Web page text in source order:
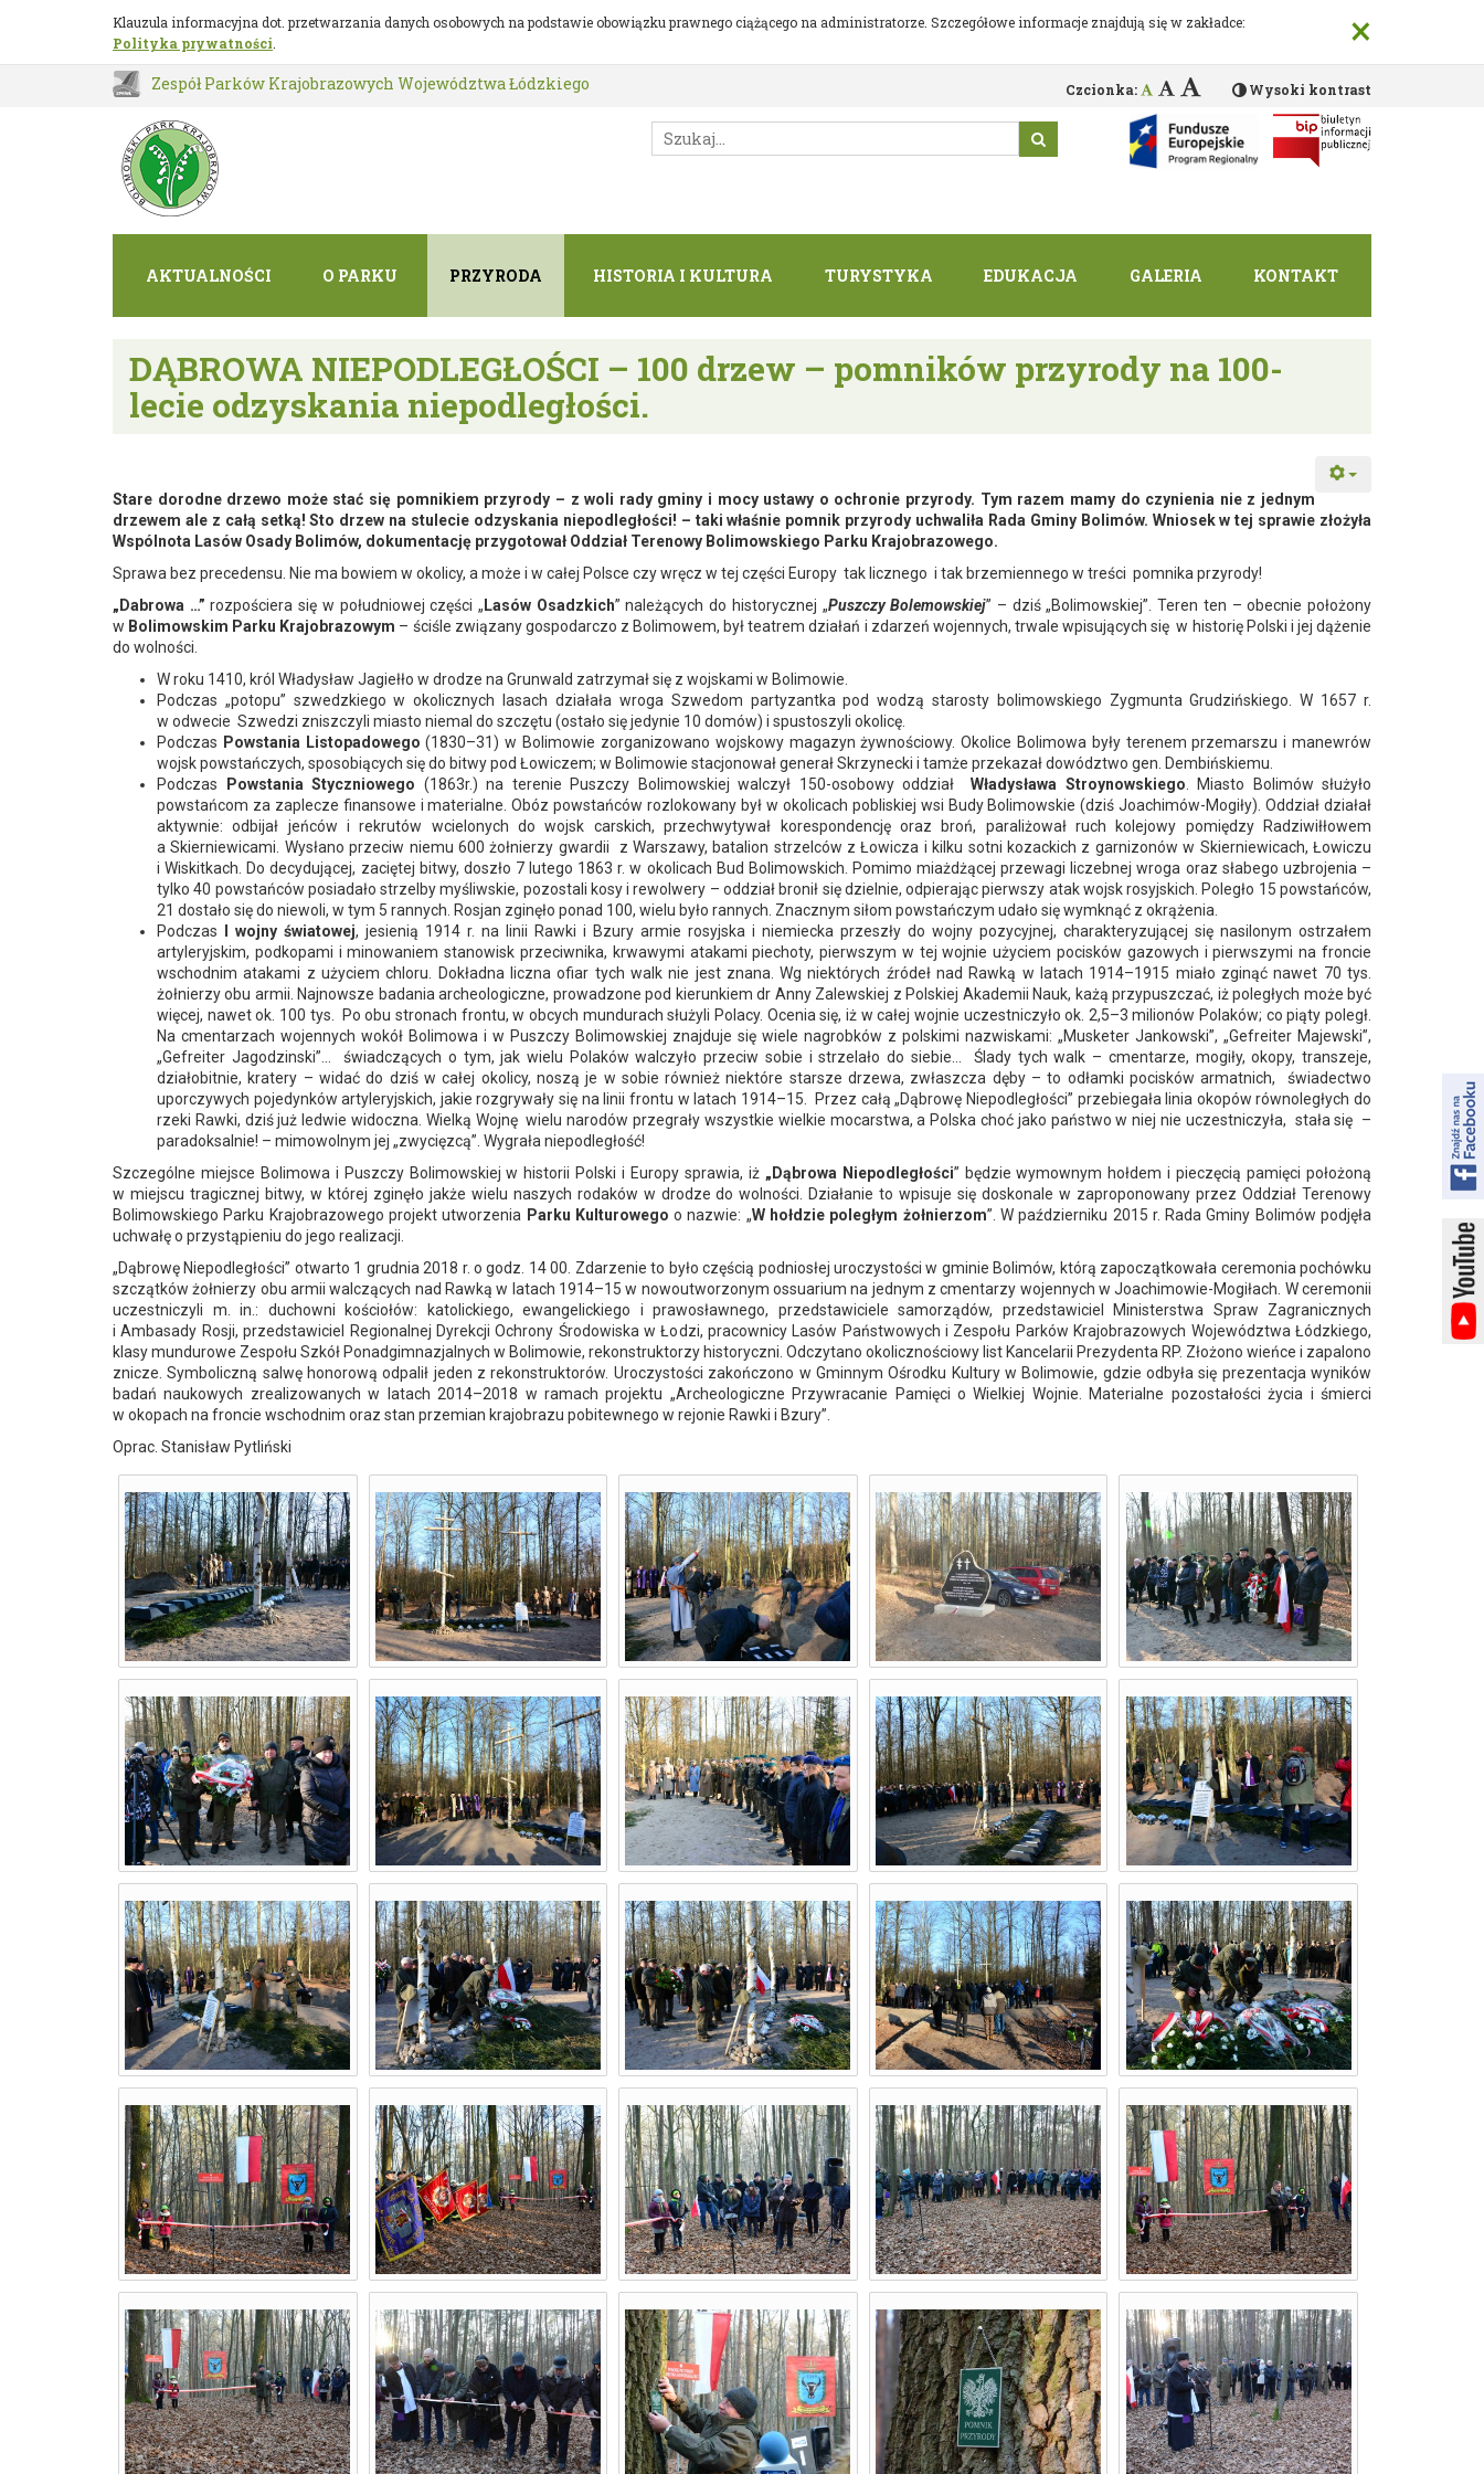
Dąbrowa
Niepodległości
Klauzula informacyjna dot. przetwarzania danych osobowych na podstawie obowiązku prawnego ciążącego na administratorze. Szczegółowe informacje znajdują się w zakładce:
Polityka prywatności
×
Zespół Parków Krajobrazowych Województwa Łódzkiego Czcionka: Wysoki kontrast
AKTUALNOŚCI O PARKU PRZYRODA HISTORIA I KULTURA TURYSTYKA EDUKACJA GALERIA KONTAKT
DĄBROWA NIEPODLEGŁOŚCI – 100 drzew – pomników przyrody na 100-
lecie odzyskania niepodległości.
Stare dorodne drzewo może stać się pomnikiem przyrody – z woli rady gminy i mocy ustawy o ochronie przyrody. Tym razem mamy do czynienia nie z jednym
drzewem ale z całą setką! Sto drzew na stulecie odzyskania niepodległości! – taki właśnie pomnik przyrody uchwaliła Rada Gminy Bolimów. Wniosek w tej sprawie złożyła
Wspólnota Lasów Osady Bolimów, dokumentację przygotował Oddział Terenowy Bolimowskiego Parku Krajobrazowego.
Sprawa bez precedensu. Nie ma bowiem w okolicy, a może i w całej Polsce czy wręcz w tej części Europy tak licznego i tak brzemiennego w treści pomnika przyrody!
„Dabrowa …” rozpościera się w południowej części „ Lasów Osadzkich” należących do historycznej „Puszczy Bolemowskiej” – dziś „Bolimowskiej”. Teren ten – obecnie położony
w Bolimowskim Parku Krajobrazowym – ściśle związany gospodarczo z Bolimowem, był teatrem działań i zdarzeń wojennych, trwale wpisujących się w historię Polski i jej dążenie
do wolności.
W roku 1410, król Władysław Jagiełło w drodze na Grunwald zatrzymał się z wojskami w Bolimowie.
Podczas „potopu” szwedzkiego w okolicznych lasach działała wroga Szwedom partyzantka pod wodzą starosty bolimowskiego Zygmunta Grudzińskiego. W 1657 r.
w odwecie Szwedzi zniszczyli miasto niemal do szczętu (ostało się jedynie 10 domów) i spustoszyli okolicę.
Podczas Powstania Listopadowego (1830–31) w Bolimowie zorganizowano wojskowy magazyn żywnościowy. Okolice Bolimowa były terenem przemarszu i manewrów
wojsk powstańczych, sposobiących się do bitwy pod Łowiczem; w Bolimowie stacjonował generał Skrzynecki i tamże przekazał dowództwo gen. Dembińskiemu.
Podczas
Powstania Styczniowego (1863r.) na terenie Puszczy Bolimowskiej walczył 150-osobowy oddział Władysława Stroynowskiego . Miasto Bolimów służyło
powstańcom za zaplecze finansowe i materialne. Obóz powstańców rozlokowany był w okolicach pobliskiej wsi Budy Bolimowskie (dziś Joachimów-Mogiły). Oddział działał
aktywnie: odbijał jeńców i rekrutów wcielonych do wojsk carskich, przechwytywał korespondencję oraz broń, paraliżował ruch kolejowy pomiędzy Radziwiłłowem
a Skierniewicami. Wysłano przeciw niemu 600 żołnierzy gwardii z Warszawy, batalion strzelców z Łowicza i kilku sotni kozackich z garnizonów w Skierniewicach, Łowiczu
i Wiskitkach. Do decydującej, zaciętej bitwy, doszło 7 lutego 1863 r. w okolicach Bud Bolimowskich. Pomimo miażdżącej przewagi liczebnej wroga oraz słabego uzbrojenia –
tylko 40 powstańców posiadało strzelby myśliwskie, pozostali kosy i rewolwery – oddział bronił się dzielnie, odpierając pierwszy atak wojsk rosyjskich. Poległo 15 powstańców,
21 dostało się do niewoli, w tym 5 rannych. Rosjan zginęło ponad 100, wielu było rannych. Znacznym siłom powstańczym udało się wymknąć z okrążenia.
Podczas
I wojny światowej, jesienią 1914 r. na linii Rawki i Bzury armie rosyjska i niemiecka przeszły do wojny pozycyjnej, charakteryzującej się nasilonym ostrzałem
artyleryjskim, podkopami i minowaniem stanowisk przeciwnika, krwawymi atakami piechoty, pierwszym w tej wojnie użyciem pocisków gazowych i pierwszymi na froncie
wschodnim atakami z użyciem chloru. Dokładna liczna ofiar tych walk nie jest znana. Wg niektórych źródeł nad Rawką w latach 1914–1915 miało zginąć nawet 70 tys.
żołnierzy obu armii. Najnowsze badania archeologiczne, prowadzone pod kierunkiem dr Anny Zalewskiej z Polskiej Akademii Nauk, każą przypuszczać, iż poległych może być
więcej, nawet ok. 100 tys. Po obu stronach frontu, w obcych mundurach służyli Polacy. Ocenia się, iż w całej wojnie uczestniczyło ok. 2,5–3 milionów Polaków; co piąty poległ.
Na cmentarzach wojennych wokół Bolimowa i w Puszczy Bolimowskiej znajduje się wiele nagrobków z polskimi nazwiskami: „Musketer Jankowski”, „Gefreiter Majewski”,
„Gefreiter Jagodzinski”… świadczących o tym, jak wielu Polaków walczyło przeciw sobie i strzelało do siebie… Ślady tych walk – cmentarze, mogiły, okopy, transzeje,
działobitnie, kratery – widać do dziś w całej okolicy, noszą je w sobie również niektóre starsze drzewa, zwłaszcza dęby – to odłamki pocisków armatnich, świadectwo
uporczywych pojedynków artyleryjskich, jakie rozgrywały się na linii frontu w latach 1914–15. Przez całą „Dąbrowę Niepodległości” przebiegała linia okopów równoległych do
rzeki Rawki, dziś już ledwie widoczna. Wielką Wojnę wielu narodów przegrały wszystkie wielkie mocarstwa, a Polska choć jako państwo w niej nie uczestniczyła, stała się –
paradoksalnie! – mimowolnym jej „zwycięzcą”. Wygrała niepodległość!
Szczególne miejsce Bolimowa i Puszczy Bolimowskiej w historii Polski i Europy sprawia, iż „Dąbrowa Niepodległości” będzie wymownym hołdem i pieczęcią pamięci położoną
w miejscu tragicznej bitwy, w której zginęło jakże wielu naszych rodaków w drodze do wolności. Działanie to wpisuje się doskonale w zaproponowany przez Oddział Terenowy
Bolimowskiego Parku Krajobrazowego projekt utworzenia Parku Kulturowego o nazwie: „W hołdzie poległym żołnierzom”. W październiku 2015 r. Rada Gminy Bolimów podjęła
uchwałę o przystąpieniu do jego realizacji.
„Dąbrowę Niepodległości” otwarto 1 grudnia 2018 r. o godz. 14 00. Zdarzenie to było częścią podniosłej uroczystości w gminie Bolimów, którą zapoczątkowała ceremonia pochówku
szczątków żołnierzy obu armii walczących nad Rawką w latach 1914–15 w nowoutworzonym ossuarium na jednym z cmentarzy wojennych w Joachimowie-Mogiłach. W ceremonii
uczestniczyli m. in.: duchowni kościołów: katolickiego, ewangelickiego i prawosławnego, przedstawiciele samorządów, przedstawiciel Ministerstwa Spraw Zagranicznych
i Ambasady Rosji, przedstawiciel Regionalnej Dyrekcji Ochrony Środowiska w Łodzi, pracownicy Lasów Państwowych i Zespołu Parków Krajobrazowych Województwa Łódzkiego,
klasy mundurowe Zespołu Szkół Ponadgimnazjalnych w Bolimowie, rekonstruktorzy historyczni. Odczytano okolicznościowy list Kancelarii Prezydenta RP. Złożono wieńce i zapalono
znicze. Symboliczną salwę honorową odpalił jeden z rekonstruktorów. Uroczystości zakończono w Gminnym Ośrodku Kultury w Bolimowie, gdzie odbyła się prezentacja wyników
badań naukowych zrealizowanych w latach 2014–2018 w ramach projektu „Archeologiczne Przywracanie Pamięci o Wielkiej Wojnie. Materialne pozostałości życia i śmierci
w okopach na froncie wschodnim oraz stan przemian krajobrazu pobitewnego w rejonie Rawki i Bzury”.
Oprac. Stanisław Pytliński